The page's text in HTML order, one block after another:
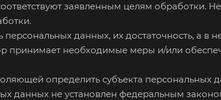
заявленным целям обработки.
данных, их достаточность, а в
необходимые меры и/или
определить субъекта персональных
данных не установлен федеральным